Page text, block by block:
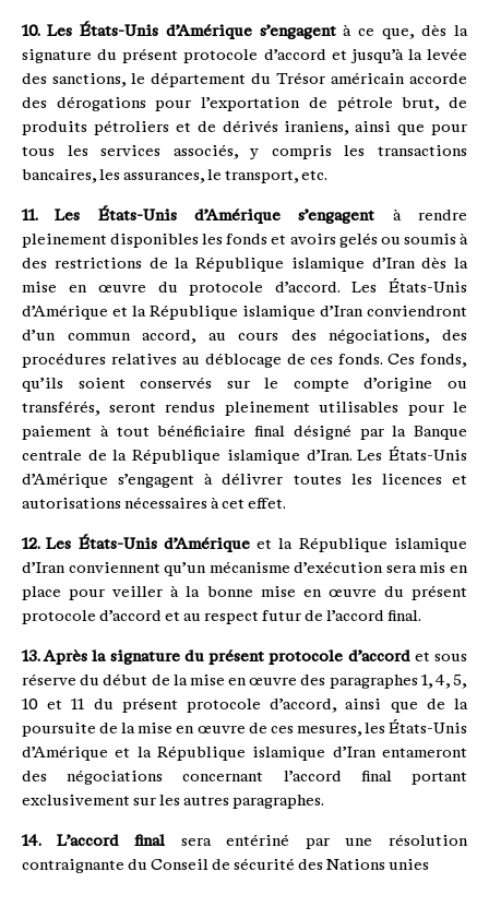
10. Les États-Unis d’Amérique s’engagentà ce que, dès la
signature du présent protocole d’accord et jusqu’à la levée
des sanctions, le département du Trésor américain accorde
des dérogations pour l’exportation de pétrole brut, de
produits pétroliers et de dérivés iraniens, ainsi que pour
tous les services associés, y compris les transactions
bancaires, les assurances, le transport, etc.
11. Les États-Unis d’Amérique s’engagent à rendre
pleinement disponibles les fonds et avoirs gelés ou soumis à
des restrictions de la République islamique d’Iran dès la
mise en œuvre du protocole d’accord. Les États-Unis
d’Amérique et la République islamique d’Iran conviendront
d’un commun accord, au cours des négociations, des
procédures relatives au déblocage de ces fonds. Ces fonds,
qu’ils soient conservés sur le compte d’origine ou
transférés, seront rendus pleinement utilisables pour le
paiement à tout bénéficiaire final désigné par la Banque
centrale de la République islamique d’Iran. Les États-Unis
d’Amérique s’engagent à délivrer toutes les licences et
autorisations nécessaires à cet effet.
12. Les États-Unis d’Amériqueet la République islamique
d’Iran conviennent qu’un mécanisme d’exécution sera mis en
place pour veiller à la bonne mise en œuvre du présent
protocole d’accord et au respect futur de l’accord final.
13. Après la signature du présent protocole d’accordet sous
réserve du début de la mise en œuvre des paragraphes 1, 4, 5,
10 et 11 du présent protocole d’accord, ainsi que de la
poursuite de la mise en œuvre de ces mesures, les États-Unis
d’Amérique et la République islamique d’Iran entameront
des négociations concernant l’accord final portant
exclusivement sur les autres paragraphes.
14. L’accord final sera entériné par une résolution
contraignante du Conseil de sécurité des Nations unies